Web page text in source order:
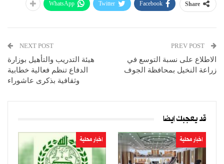
Share
Facebook
Twitter
WhatsApp
الاطلاع على نسبة التوسع في
زراعة النخيل بمحافظة الجوف
NEXT POST
هيئة التدريب والتأهيل بوزارة
الدفاع تنظم فعالية خطابية
وثقافية بذكرى عاشوراء
قد يعجبك ايضا
اخبار محلية اخبار محلية